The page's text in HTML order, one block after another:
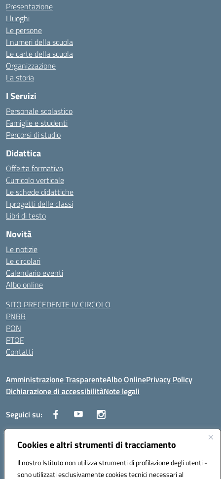
Cookies e altri strumenti di tracciamento
Il nostro Istituto non utilizza strumenti di profilazione degli utenti -
sono utilizzati esclusivamente cookies tecnici necessari al
Presentazione
I luoghi
Le persone
I numeri della scuola
Le carte della scuola
Organizzazione
La storia
I Servizi
Personale scolastico
Famiglie e studenti
Percorsi di studio
Didattica
Offerta formativa
Curricolo verticale
Le schede didattiche
I progetti delle classi
Libri di testo
Novità
Le notizie
Le circolari
Calendario eventi
Albo online
SITO PRECEDENTE IV CIRCOLO
PNRR
PON
PTOF
Contatti
Amministrazione TrasparenteAlbo OnlinePrivacy Policy
Dichiarazione di accessibilitàNote legali
Seguici su:
Traversa Fondo d'Orto n.19B - Cap 80053 - Castellammare di Stabia
(NA) - Tel. 0818701043 - Mail: naic847006@istruzione.it - PEC: